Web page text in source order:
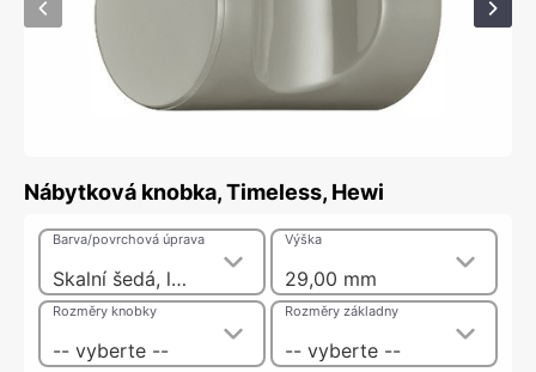
Nábytková knobka, Timeless, Hewi
Skalní šedá, lesklé
Barva/povrchová úprava
29,00 mm
Výška
-- vyberte --
Rozměry knobky
-- vyberte --
Rozměry základny